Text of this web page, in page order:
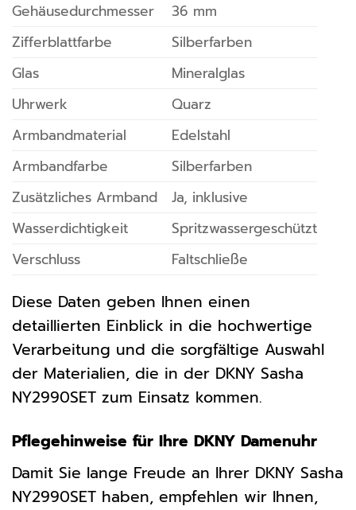
Gehäusedurchmesser
36 mm
Zifferblattfarbe
Silberfarben
Glas
Mineralglas
Uhrwerk
Quarz
Armbandmaterial
Edelstahl
Armbandfarbe
Silberfarben
Zusätzliches Armband
Ja, inklusive
Wasserdichtigkeit
Spritzwassergeschützt
Verschluss
Faltschließe
Diese Daten geben Ihnen einen
detaillierten Einblick in die hochwertige
Verarbeitung und die sorgfältige Auswahl
der Materialien, die in der DKNY Sasha
NY2990SET zum Einsatz kommen.
Pflegehinweise für Ihre DKNY Damenuhr
Damit Sie lange Freude an Ihrer DKNY Sasha
NY2990SET haben, empfehlen wir Ihnen,